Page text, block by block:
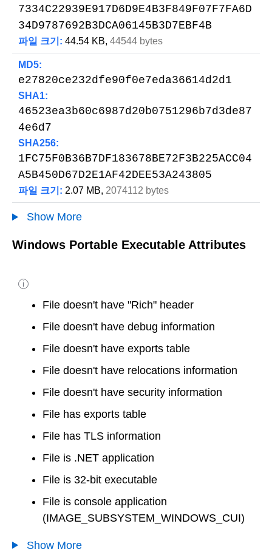
7334C22939E917D6D9E4B3F849F07F7FA6D
34D9787692B3DCA06145B3D7EBF4B
파일 크기: 44.54 KB, 44544 bytes
MD5:
e27820ce232dfe90f0e7eda36614d2d1
SHA1:
46523ea3b60c6987d20b0751296b7d3de87
4e6d7
SHA256:
1FC75F0B36B7DF183678BE72F3B225ACC04
A5B450D67D2E1AF42DEE53A243805
파일 크기: 2.07 MB, 2074112 bytes
Show More
Windows Portable Executable Attributes
i
File doesn't have "Rich" header
File doesn't have debug information
File doesn't have exports table
File doesn't have relocations information
File doesn't have security information
File has exports table
File has TLS information
File is .NET application
File is 32-bit executable
File is console application
(IMAGE_SUBSYSTEM_WINDOWS_CUI)
Show More